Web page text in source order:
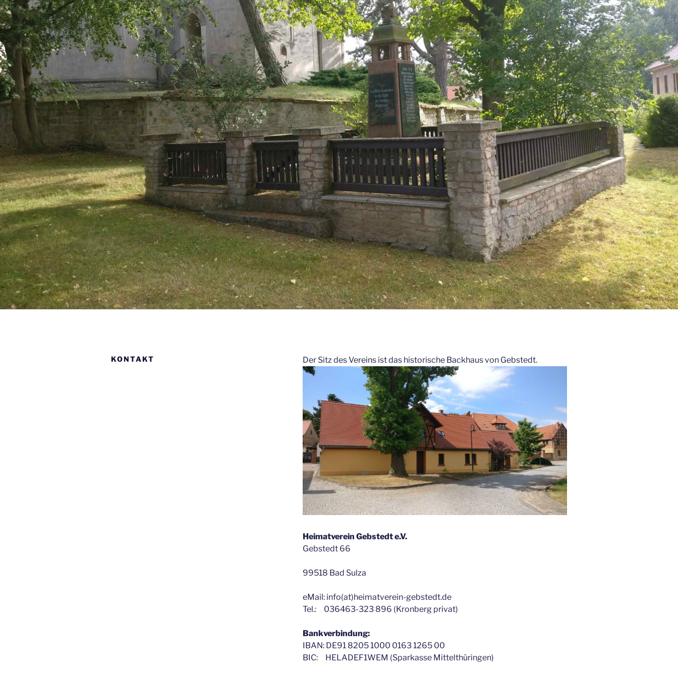
KONTAKT Der Sitz des Vereins ist das historische Backhaus von Gebstedt.
Heimatverein Gebstedt e.V.
Gebstedt 66
99518 Bad Sulza
eMail: info(at)heimatverein-gebstedt.de
Tel.: 036463-323 896 (Kronberg privat)
Bankverbindung:
IBAN: DE91 8205 1000 0163 1265 00
BIC: HELADEF1WEM (Sparkasse Mittelthüringen)